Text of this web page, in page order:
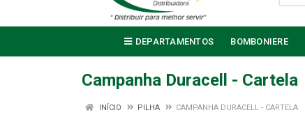
DEPARTAMENTOS BOMBONIERE
Campanha Duracell - Cartela
INÍCIO PILHA CAMPANHA DURACELL - CARTELA